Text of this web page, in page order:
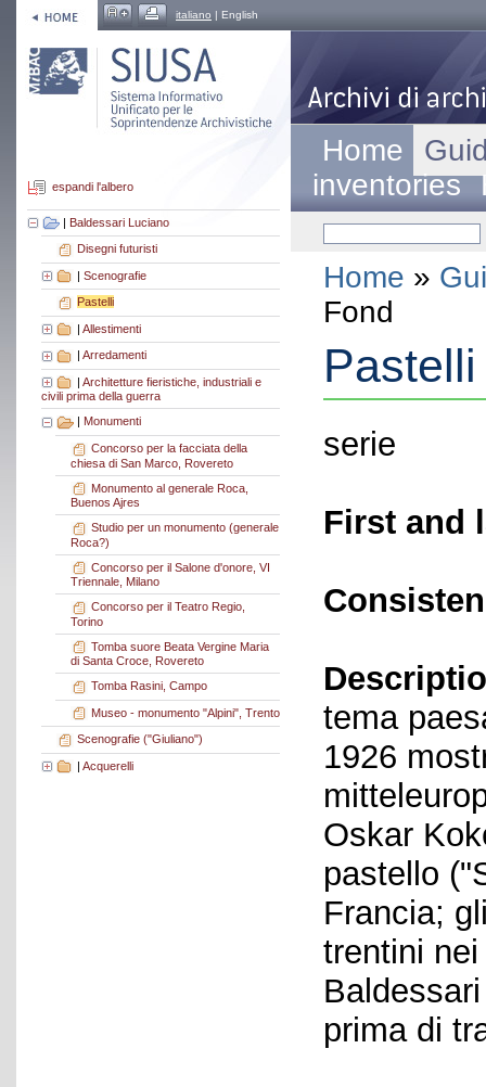
italiano | English
espandi l'albero
| Baldessari Luciano
Disegni futuristi
| Scenografie
Pastelli
| Allestimenti
Arredamenti
| Architetture fieristiche, industriali e
civili prima della guerra
Monumenti
Concorso per la facciata della
chiesa di San Marco, Rovereto
Monumento al generale Roca,
Buenos Ajres
Studio per un monumento (generale
Roca?)
Concorso per il Salone d'onore, VI
Triennale, Milano
Concorso per il Teatro Regio,
Torino
Tomba suore Beata Vergine Maria
di Santa Croce, Rovereto
Tomba Rasini, Campo
Museo - monumento "Alpini", Trento
Scenografie ("Giuliano")
| Acquerelli
Home
inventories
Home »
Fond
Pastelli
serie
First and
tema
1926
Oskar
pastello
Francia;
trentini
prima di